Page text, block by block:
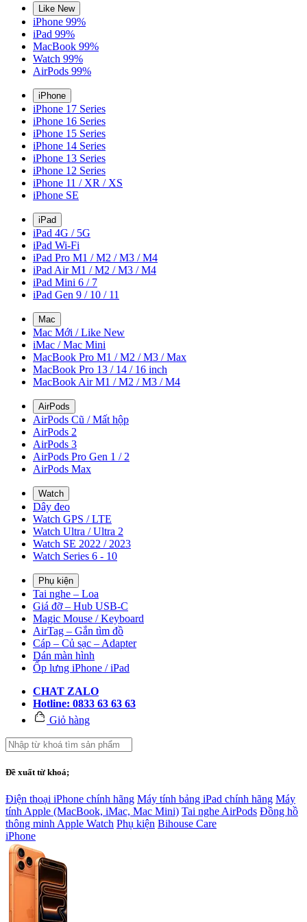
Like New
iPhone 99%
iPad 99%
MacBook 99%
Watch 99%
AirPods 99%
iPhone
iPhone 17 Series
iPhone 16 Series
iPhone 15 Series
iPhone 14 Series
iPhone 13 Series
iPhone 12 Series
iPhone 11 / XR / XS
iPhone SE
iPad
iPad 4G / 5G
iPad Wi-Fi
iPad Pro M1 / M2 / M3 / M4
iPad Air M1 / M2 / M3 / M4
iPad Mini 6 / 7
iPad Gen 9 / 10 / 11
Mac
Mac Mới / Like New
iMac / Mac Mini
MacBook Pro M1 / M2 / M3 / Max
MacBook Pro 13 / 14 / 16 inch
MacBook Air M1 / M2 / M3 / M4
AirPods
AirPods Cũ / Mất hộp
AirPods 2
AirPods 3
AirPods Pro Gen 1 / 2
AirPods Max
Watch
Dây đeo
Watch GPS / LTE
Watch Ultra / Ultra 2
Watch SE 2022 / 2023
Watch Series 6 - 10
Phụ kiện
Tai nghe – Loa
Giá đỡ – Hub USB-C
Magic Mouse / Keyboard
AirTag – Gắn tìm đồ
Cáp – Củ sạc – Adapter
Dán màn hình
Ốp lưng iPhone / iPad
CHAT ZALO
Hotline: 0833 63 63 63
Giỏ hàng
Đề xuất từ khoá;
Điện thoại iPhone chính hãng Máy tính bảng iPad chính hãng Máy
tính Apple (MacBook, iMac, Mac Mini) Tai nghe AirPods Đồng hồ
thông minh Apple Watch Phụ kiện Bihouse Care
iPhone